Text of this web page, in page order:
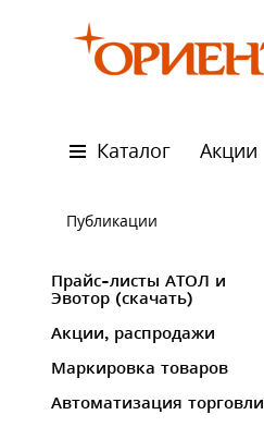
Каталог Акции
Публикации
Прайс-листы АТОЛ и
Эвотор (скачать)
Акции, распродажи
Маркировка товаров
Автоматизация торговли